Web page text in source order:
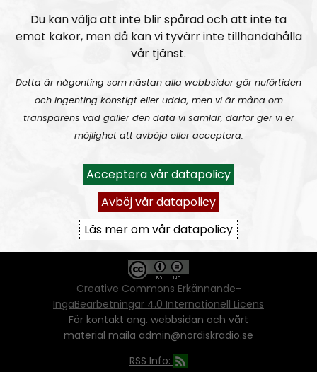
Ansvarig utgivare:Vera Oredsson
Vårdatapolicy
Du får kopiera och sprida vårt material
oförändrat, men uppge oss som källa.
Om ni vill sprida ett urklipp ni själva skapat
går även det bra, så länge det inte görs med
ett vinstdrivande syfte - då behöver ni
skriftlig tillåtelse från oss.
Creative Commons Erkännande-
IngaBearbetningar 4.0 Internationell Licens
För kontakt ang. webbsidan och vårt
material maila admin@nordiskradio.se
RSS Info:
Du kan välja att inte blir spårad och att inte ta
emot kakor, men då kan vi tyvärr inte tillhandahålla
vår tjänst.
Detta är någonting som nästan alla webbsidor gör nuförtiden
och ingenting konstigt eller udda, men vi är måna om
transparens vad gäller den data vi samlar, därför ger vi er
möjlighet att avböja eller acceptera.
Acceptera vår datapolicy
Avböj vår datapolicy
Läs mer om vår datapolicy